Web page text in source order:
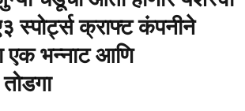
स्पोर्ट्स क्राफ्ट कंपनीने
एक भन्नाट आणि